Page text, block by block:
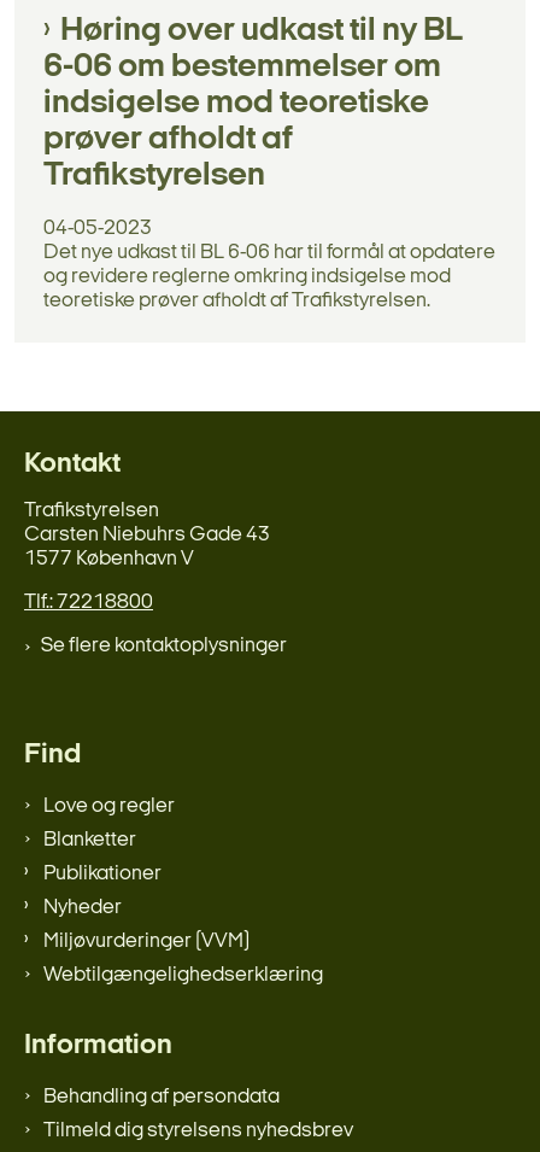
Høring over udkast til ny BL
6-06 om bestemmelser om
indsigelse mod teoretiske
prøver afholdt af
Trafikstyrelsen
04-05-2023
Det nye udkast til BL 6-06 har til formål at opdatere
og revidere reglerne omkring indsigelse mod
teoretiske prøver afholdt af Trafikstyrelsen.
Kontakt
Trafikstyrelsen
Carsten Niebuhrs Gade 43
1577 København V
Tlf.: 72218800
Se flere kontaktoplysninger
Find
Love og regler
Blanketter
Publikationer
Nyheder
Miljøvurderinger (VVM)
Webtilgængelighedserklæring
Information
Behandling af persondata
Tilmeld dig styrelsens nyhedsbrev